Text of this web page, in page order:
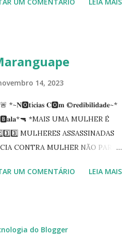
em 28 de fevereiro e encerrou a
instituição.
UM COMENTÁRIO LEIA MAIS
14, 2023
𝐂🅾️𝐦 ©️𝐫𝐞𝐝𝐢𝐛𝐢𝐥𝐢𝐝𝐚𝐝𝐞~*
*MAIS UMA MULHER É
MULHERES ASSASSINADAS
CONTRA MULHER NÃO PARA
foram executadas no Distrito
uma casa, onde foi invadida e
UM COMENTÁRIO LEIA MAIS
do Blogger